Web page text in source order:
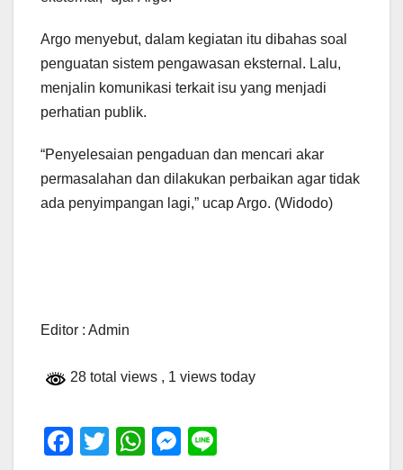
Argo menyebut, dalam kegiatan itu dibahas soal
penguatan sistem pengawasan eksternal. Lalu,
menjalin komunikasi terkait isu yang menjadi
perhatian publik.
“Penyelesaian pengaduan dan mencari akar
permasalahan dan dilakukan perbaikan agar tidak
ada penyimpangan lagi,” ucap Argo. (Widodo)
Editor : Admin
28 total views , 1 views today
F
T
W
M